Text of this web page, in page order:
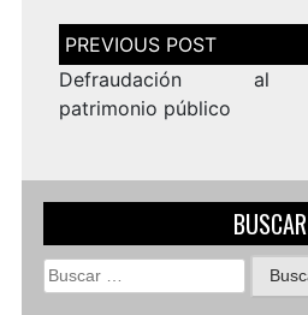
Navegación
de
entradas
Defraudación al
patrimonio público
BUSCAR
Buscar: